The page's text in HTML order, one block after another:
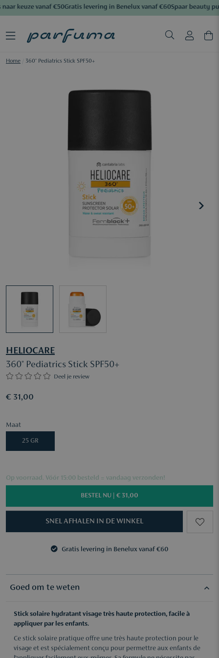
keuze vanaf €50Gratis levering in Benelux vanaf €60Spaar beauty
Home 360° Pediatrics Stick SPF50+
HELIOCARE
360° Pediatrics Stick SPF50+
Deel je review
€ 31,00
Maat
25 GR
Op voorraad. Vóór 15:00 besteld = vandaag verzonden!
BESTEL NU | € 31,00
SNEL AFHALEN IN DE WINKEL
Gratis levering in Benelux vanaf €60
Goed om te weten
Stick solaire hydratant visage très haute protection, facile à
appliquer par les enfants.
Ce stick solaire pratique offre une très haute protection pour le
visage et est spécialement conçu pour permettre aux enfants de